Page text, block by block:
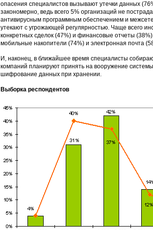
опасения специалистов вызывают утечки данных
закономерно, ведь всего 5% организаций не
антивирусным программным обеспечением и
утекают с угрожающей регулярностью. Чаще всего
конкретных сделок (47%) и финансовые отчеты
мобильные накопители (74%) и электронная почта
И, наконец, в ближайшее время специалисты
компаний планируют принять на вооружение
шифрование данных при хранении.
Выборка респондентов